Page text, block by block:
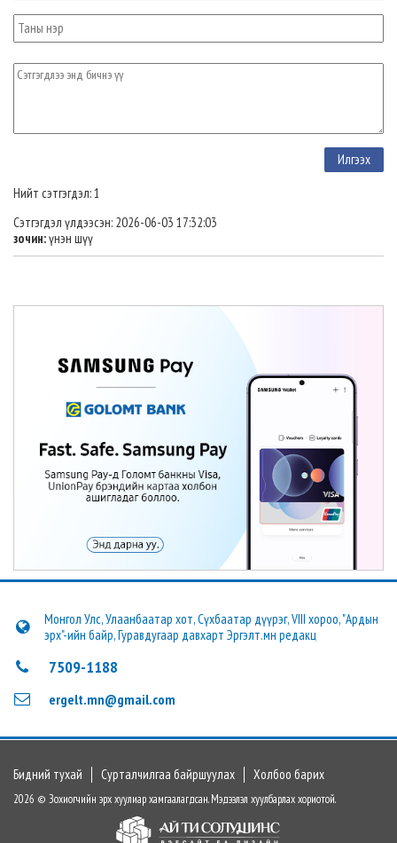
Нийт сэтгэгдэл: 1
Сэтгэгдэл үлдээсэн: 2026-06-03 17:32:03
зочин:үнэн шүү
Монгол Улс, Улаанбаатар хот, Сүхбаатар дүүрэг, VIII хороо, "Ардын
эрх"-ийн байр, Гуравдугаар давхарт Эргэлт.мн редакц
7509-1188
ergelt.mn@gmail.com
Бидний тухай Сурталчилгаа байршуулах Холбоо барих
2026 © Зохиогчийн эрх хуулиар хамгаалагдсан. Мэдээлэл хуулбарлах хориотой.